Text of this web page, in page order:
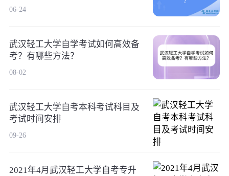
06-24
武汉轻工大学自学考试如何高效备
考？有哪些方法？
08-02
武汉轻工大学自考本科考试科目及
考试时间安排
09-26
2021年4月武汉轻工大学自考专升